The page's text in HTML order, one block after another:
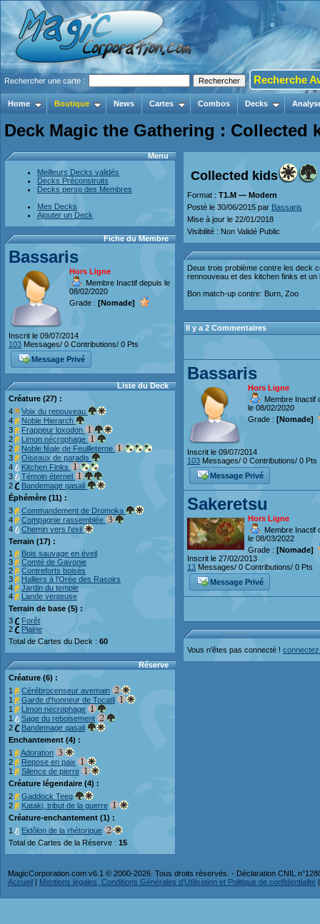
Rechercher une carte : Recherche
Home Boutique News Cartes Combos Decks
Deck Magic the Gathering : Collected
Menu
Meilleurs Decks validés
Decks Préconstruits
Decks perso des Membres
Mes Decks
Ajouter un Deck
Fiche du Membre
Bassaris
Hors Ligne
Membre Inactif depuis le
08/02/2020
Grade : [Nomade]
Inscrit le 09/07/2014
103 Messages/ 0 Contributions/ 0 Pts
Message Privé
Liste du Deck
Créature (27) :
4
Voix du renouveau
4
Noble Hierarch
3
Frappeur loxodon
2
Limon nécrophage
2
Noble féale de Feuilleterne
3
Oiseaux de paradis
4
Kitchen Finks
3
Témoin éternel
2
Bandemage qasali
Éphémère (11) :
3
Commandement de Dromoka
4
Compagnie rassemblée
4
Chemin vers l'exil
Terrain (17) :
1
Bois sauvage en éveil
3
Comté de Gavonie
2
Contreforts boisés
3
Halliers à l'Orée des Rasoirs
4
Jardin du temple
4
Lande venteuse
Terrain de base (5) :
3
Forêt
2
Plaine
Total de Cartes du Deck : 60
Réserve
Créature (6) :
1
Cérébrocenseur avemain
1
Garde d'honneur de Tocatli
1
Limon nécrophage
1
Sage du reboisement
2
Bandemage qasali
Enchantement (4) :
1
Adoration
2
Repose en paix
1
Silence de pierre
Créature légendaire (4) :
2
Gaddock Teeg
2
Kataki, tribut de la guerre
Créature-enchantement (1) :
1
Eidôlon de la rhétorique
Total de Cartes de la Réserve : 15
Collected kids
Format : T1.M — Modern
Posté le 30/06/2015 par Bassaris
Mise à jour le 22/01/2018
Visibilité : Non Validé Public
Deux trois problème contre les deck
rennouveau et des kitchen finks et un
Bon match-up contre: Burn, Zoo
Il y a 2 Commentaires
Bassaris
Hors Ligne
Membre Inactif
le 08/02/2020
Grade : [Nomade]
Inscrit le 09/07/2014
103 Messages/ 0 Contributions/ 0 Pts
Message Privé
Sakeretsu
Hors Ligne
Membre Inactif
le 08/03/2022
Grade : [Nomade]
Inscrit le 27/02/2013
13 Messages/ 0 Contributions/ 0 Pts
Message Privé
Vous n'êtes pas connecté !
MagicCorporation.com v6.1 © 2000-2026. Tous droits réservés. - Déclaration CNIL
Accueil | Mentions légales, Conditions Générales d'Utilisation et Politique de confidentialité